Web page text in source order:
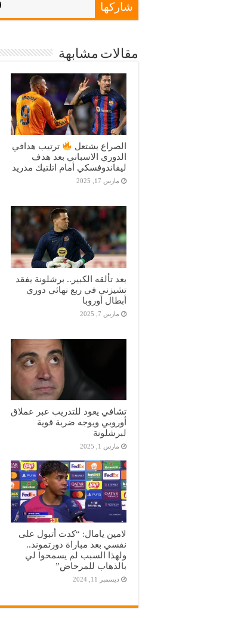
شاركها
مقالات مشابهة
الصراع يشتعل
ترتيب هدافي
الدوري الاسباني بعد هدف
ليفاندوفسكي أمام اتلتيك مدريد
مارس 17, 2025
بعد تألقه الكبير.. برشلونة يفقد
تشيزني في ربع نهائي دوري
أبطال أوروبا
مارس 7, 2025
تشافي يعود للتدريب عبر عملاق
أوروبي ويوجه ضربة قوية
لبرشلونة
مارس 1, 2025
لامين يامال: “كدت أتبول على
نفسي بعد مباراة دورتموند..
ولهذا السبب لم يسمحوا لي
بالذهاب للمرحاض”
ديسمبر 11, 2024